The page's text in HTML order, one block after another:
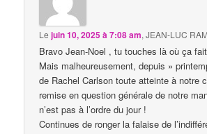
Lejuin 10, 2025 à 7:08 am,JEAN-LUC
Bravo Jean-Noel , tu touches là où ça
Mais malheureusement, depuis »
de Rachel Carlson toute atteinte à notre
remise en question générale de notre
n’est pas à l’ordre du jour !
Continues de ronger la falaise de